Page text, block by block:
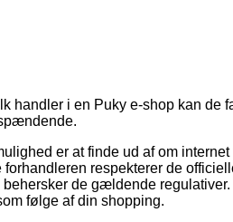
handler i en Puky e-shop kan de
er at finde ud af om
forhandleren respekterer de
behersker de gældende
følge af din shopping.